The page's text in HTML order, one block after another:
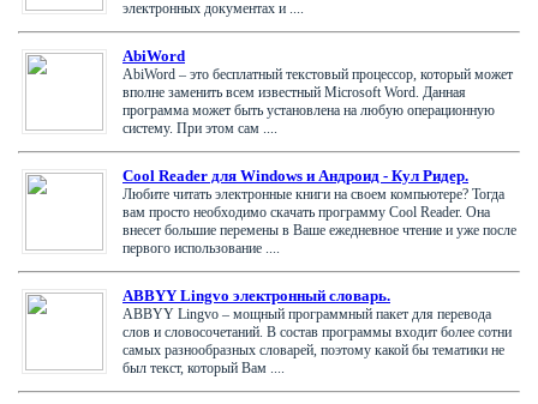
электронных документах и ....
AbiWord
AbiWord – это бесплатный текстовый процессор, который может
вполне заменить всем известный Microsoft Word. Данная
программа может быть установлена на любую операционную
систему. При этом сам ....
Cool Reader для Windows и Андроид - Кул Ридер.
Любите читать электронные книги на своем компьютере? Тогда
вам просто необходимо скачать программу Cool Reader. Она
внесет большие перемены в Ваше ежедневное чтение и уже после
первого использование ....
ABBYY Lingvo электронный словарь.
ABBYY Lingvo – мощный программный пакет для перевода
слов и словосочетаний. В состав программы входит более сотни
самых разнообразных словарей, поэтому какой бы тематики не
был текст, который Вам ....